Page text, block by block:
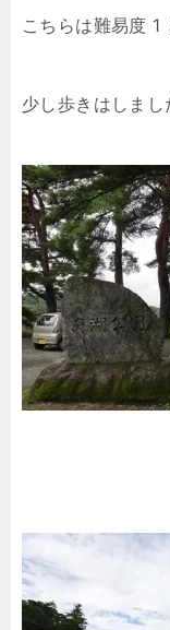
こちらは難易度 1
少し歩きはしまし